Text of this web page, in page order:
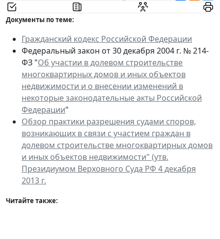
Документы по теме:
Гражданский кодекс Российской Федерации
Федеральный закон от 30 декабря 2004 г. № 214-
ФЗ "Об участии в долевом строительстве
многоквартирных домов и иных объектов
недвижимости и о внесении изменений в
некоторые законодательные акты Российской
Федерации"
Обзор практики разрешения судами споров,
возникающих в связи с участием граждан в
долевом строительстве многоквартирных домов
и иных объектов недвижимости" (утв.
Президиумом Верховного Суда РФ 4 декабря
2013 г.
Читайте также: